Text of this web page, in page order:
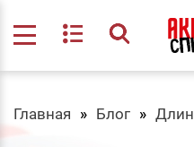
Главная Блог